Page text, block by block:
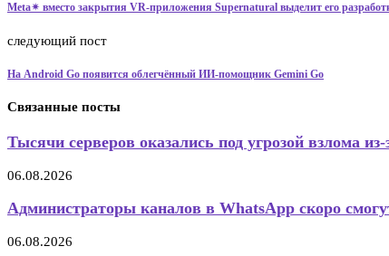
Meta✴ вместо закрытия VR-приложения Supernatural выделит его
следующий пост
На Android Go появится облегчённый ИИ-помощник Gemini Go
Связанные посты
Тысячи серверов оказались под угрозой взлома
06.08.2026
Администраторы каналов в WhatsApp скоро
06.08.2026